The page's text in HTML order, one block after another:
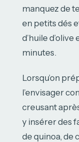
manquez de
en petits dés
d’huile d’olive
minutes.
Lorsqu’on
l’envisager
creusant
y insérer des
de quinoa, de